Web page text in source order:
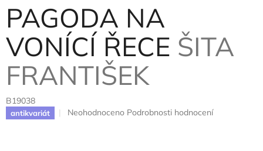
PAGODA NA
VONÍCÍ ŘECE ŠITA
FRANTIŠEK
B19038
antikvariát
Průměrné
Neohodnoceno Podrobnosti hodnocení